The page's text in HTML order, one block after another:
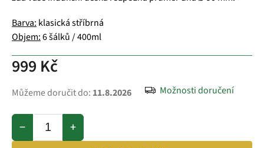
999 Kč
Můžeme doručit do: 11.8.2026 Možnosti doručení
+
−
Barva: klasická stříbrná
Objem:6 šálků / 400ml